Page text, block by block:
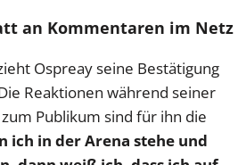
an Kommentaren im Netz
Ospreay seine Bestätigung
Reaktionen während seiner
Publikum sind für ihn die
ich in der Arena stehe und